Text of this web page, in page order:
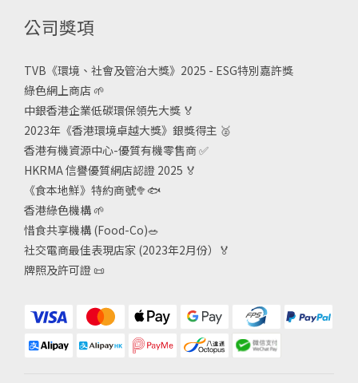
公司獎項
TVB《環境、社會及管治大獎》2025 - ESG特別嘉許獎
綠色網上商店 🌱
中銀香港企業低碳環保領先大獎 🏅
2023年《香港環境卓越大獎》銀獎得主 🥈
香港有機資源中心-優質有機零售商✅
HKRMA 信譽優質網店認證 2025 🏅
《食本地鮮》特約商號🥦🐟
香港綠色機構 🌱
惜食共享機構 (Food-Co)🥗
社交電商最佳表現店家 (2023年2月份）🏅
牌照及許可證 📜